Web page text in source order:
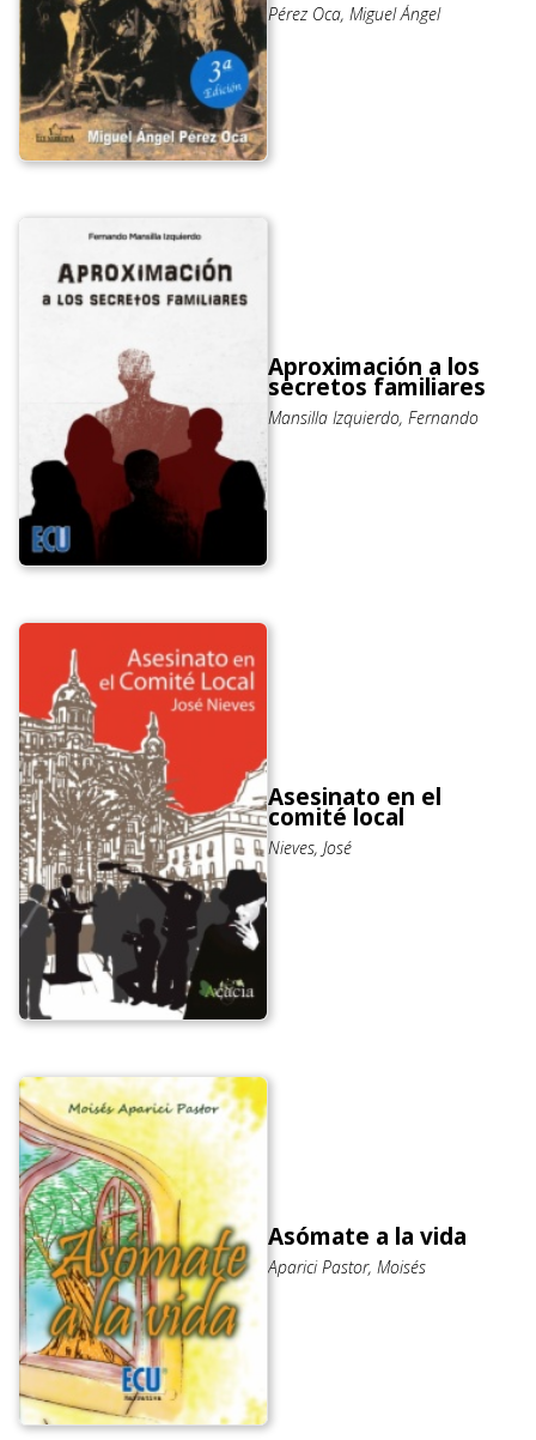
Pérez Oca, Miguel Ángel
Aproximación a los
secretos familiares
Mansilla Izquierdo, Fernando
Asesinato en el
comité local
Nieves, José
Asómate a la vida
Aparici Pastor, Moisés